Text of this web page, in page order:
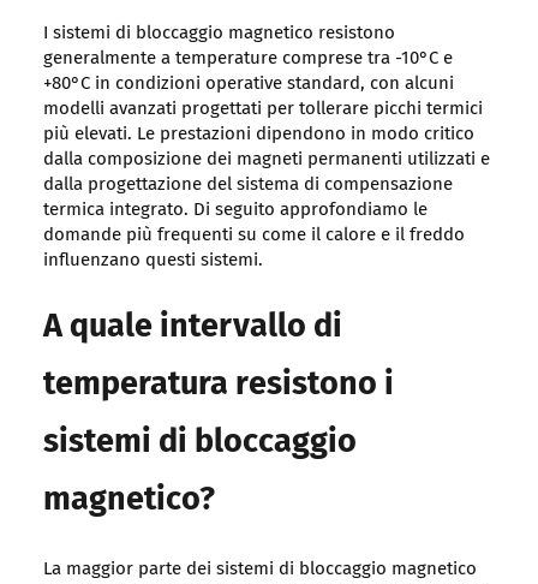
I sistemi di bloccaggio magnetico resistono
generalmente a temperature comprese tra -10°C e
+80°C in condizioni operative standard, con alcuni
modelli avanzati progettati per tollerare picchi termici
più elevati. Le prestazioni dipendono in modo critico
dalla composizione dei magneti permanenti utilizzati e
dalla progettazione del sistema di compensazione
termica integrato. Di seguito approfondiamo le
domande più frequenti su come il calore e il freddo
influenzano questi sistemi.
A quale intervallo di
temperatura resistono i
sistemi di bloccaggio
magnetico?
La maggior parte dei sistemi di bloccaggio magnetico